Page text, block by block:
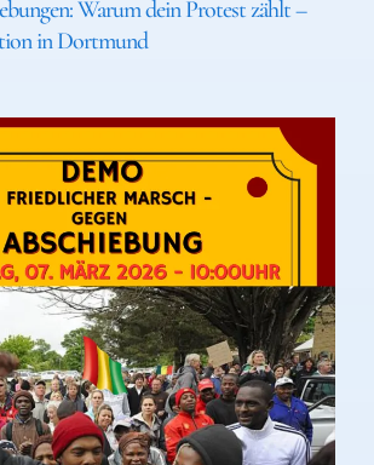
Warum dein Protest zählt –
in Dortmund